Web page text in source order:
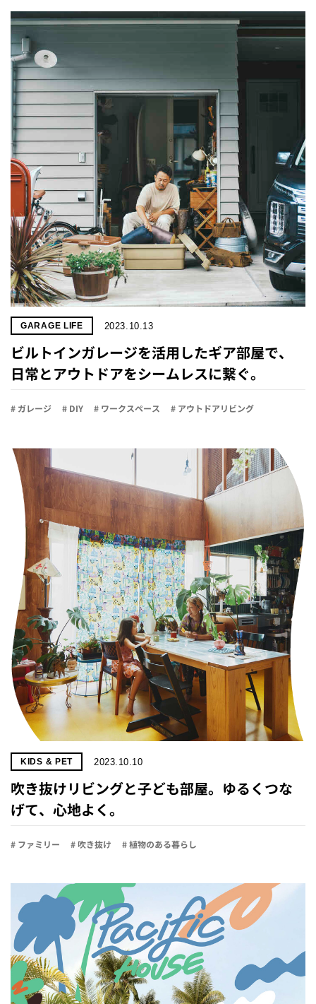
GARAGE LIFE 2023.10.13
ビルトインガレージを活用したギア部屋で、
日常とアウトドアをシームレスに繋ぐ。
# ガレージ # DIY # ワークスペース # アウトドアリビング
KIDS & PET 2023.10.10
吹き抜けリビングと子ども部屋。ゆるくつな
げて、心地よく。
# ファミリー # 吹き抜け # 植物のある暮らし